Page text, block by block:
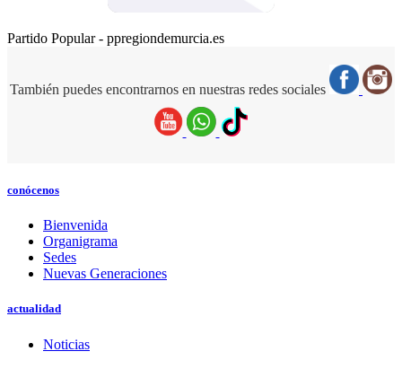
Partido Popular - ppregiondemurcia.es
También puedes encontrarnos en nuestras redes sociales
conócenos
Bienvenida
Organigrama
Sedes
Nuevas Generaciones
actualidad
Noticias